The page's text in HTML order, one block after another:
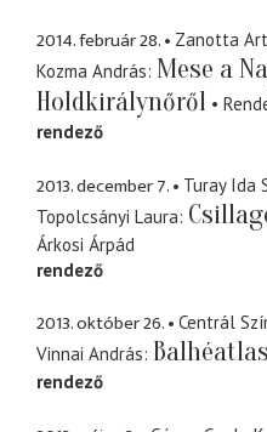
2014. február 28.
Zanotta
Kozma András Mese a
Holdkirálynőről
rendező
2013. december 7.
Turay Ida
Topolcsányi Laura
Árkosi Árpád
rendező
2013. október 26.
Centrál
Vinnai András
rendező